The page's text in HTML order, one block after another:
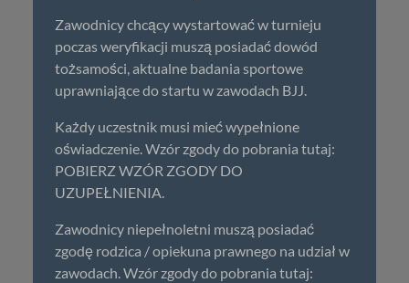
Zawodnicy chcący wystartować w turnieju
poczas weryfikacji muszą posiadać dowód
tożsamości, aktualne badania sportowe
uprawniające do startu w zawodach BJJ.
Każdy uczestnik musi mieć wypełnione
oświadczenie. Wzór zgody do pobrania tutaj:
POBIERZ WZÓR ZGODY DO
UZUPEŁNIENIA.
Zawodnicy niepełnoletni muszą posiadać
zgodę rodzica / opiekuna prawnego na udział w
zawodach. Wzór zgody do pobrania tutaj: